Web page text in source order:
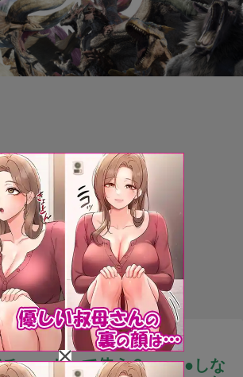
> マルチプレイ >
チャットって使う？ｗ⇐●●しな